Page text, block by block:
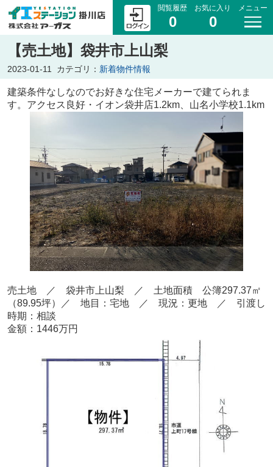
閲覧履歴
0
お気に入り
0
メニュー
【売土地】袋井市上山梨
2023-01-11 カテゴリ： 新着物件情報
建築条件なしなのでお好きな住宅メーカーで建てられま
す。アクセス良好・イオン袋井店1.2km、山名小学校1.1km
売土地 ／ 袋井市上山梨 ／ 土地面積 公簿297.37㎡
（89.95坪）／ 地目：宅地 ／ 現況：更地 ／ 引渡し
時期：相談
金額：1446万円